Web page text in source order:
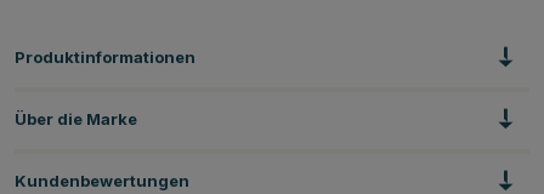
Produktinformationen
Über die Marke
Kundenbewertungen